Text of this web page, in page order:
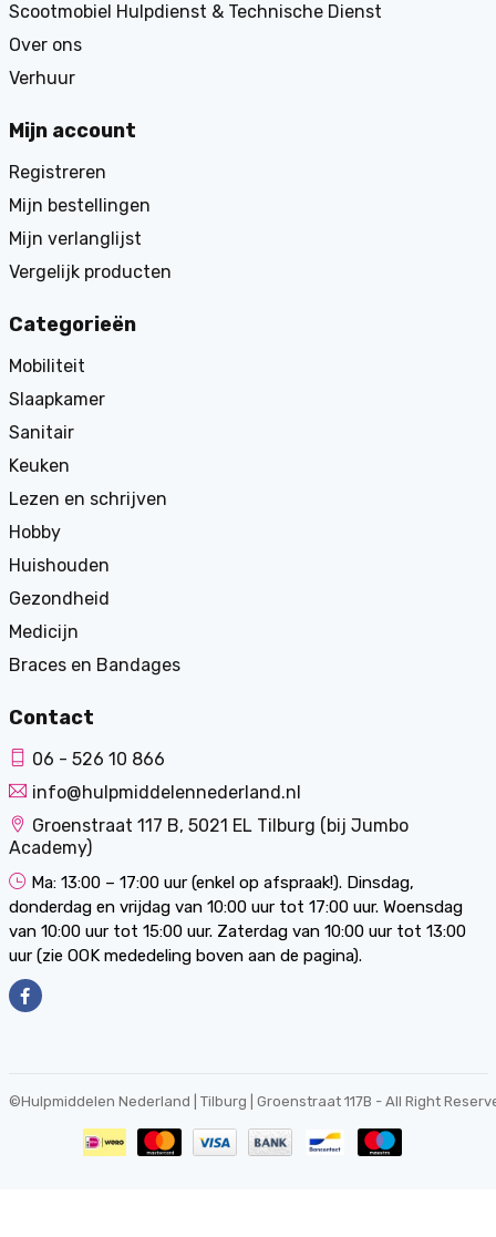
Scootmobiel Hulpdienst & Technische Dienst
Over ons
Verhuur
Mijn account
Registreren
Mijn bestellingen
Mijn verlanglijst
Vergelijk producten
Categorieën
Mobiliteit
Slaapkamer
Sanitair
Keuken
Lezen en schrijven
Hobby
Huishouden
Gezondheid
Medicijn
Braces en Bandages
Contact
06 - 526 10 866
info@hulpmiddelennederland.nl
Groenstraat 117 B, 5021 EL Tilburg (bij Jumbo
Academy)
Ma: 13:00 – 17:00 uur (enkel op afspraak!). Dinsdag,
donderdag en vrijdag van 10:00 uur tot 17:00 uur. Woensdag
van 10:00 uur tot 15:00 uur. Zaterdag van 10:00 uur tot 13:00
uur (zie OOK mededeling boven aan de pagina).
©Hulpmiddelen Nederland | Tilburg | Groenstraat 117B - All Right